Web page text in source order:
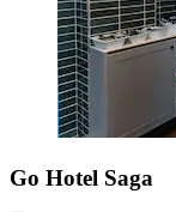
Go Hotel Saga